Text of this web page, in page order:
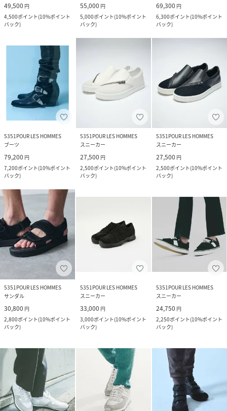
49,500 円
4,500ポイント(10%ポイント
バック)
55,000 円
5,000ポイント(10%ポイント
バック)
69,300 円
6,300ポイント(10%ポイント
バック)
5351POUR LES HOMMES
ブーツ
79,200 円
7,200ポイント(10%ポイント
バック)
5351POUR LES HOMMES
スニーカー
27,500 円
2,500ポイント(10%ポイント
バック)
5351POUR LES HOMMES
スニーカー
27,500 円
2,500ポイント(10%ポイント
バック)
5351POUR LES HOMMES
サンダル
30,800 円
2,800ポイント(10%ポイント
バック)
5351POUR LES HOMMES
スニーカー
33,000 円
3,000ポイント(10%ポイント
バック)
5351POUR LES HOMMES
スニーカー
24,750 円
2,250ポイント(10%ポイント
バック)